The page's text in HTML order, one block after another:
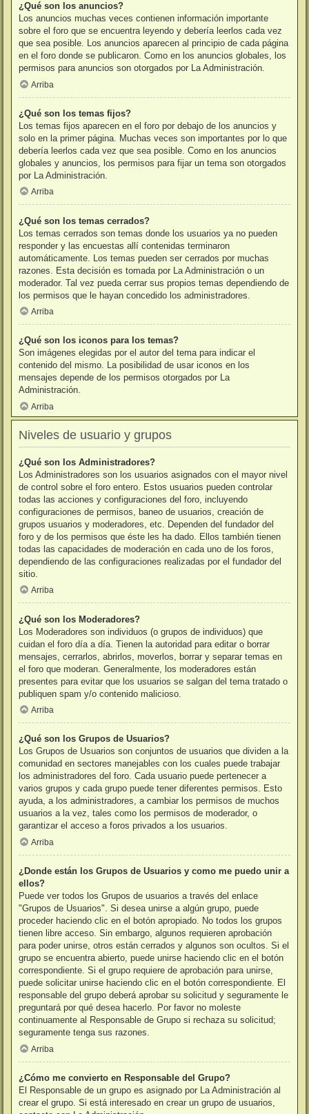
¿Qué son los anuncios?
Los anuncios muchas veces contienen información importante
sobre el foro que se encuentra leyendo y debería leerlos cada vez
que sea posible. Los anuncios aparecen al principio de cada página
en el foro donde se publicaron. Como en los anuncios globales, los
permisos para anuncios son otorgados por La Administración.
Arriba
¿Qué son los temas fijos?
Los temas fijos aparecen en el foro por debajo de los anuncios y
solo en la primer página. Muchas veces son importantes por lo que
debería leerlos cada vez que sea posible. Como en los anuncios
globales y anuncios, los permisos para fijar un tema son otorgados
por La Administración.
Arriba
¿Qué son los temas cerrados?
Los temas cerrados son temas donde los usuarios ya no pueden
responder y las encuestas allí contenidas terminaron
automáticamente. Los temas pueden ser cerrados por muchas
razones. Esta decisión es tomada por La Administración o un
moderador. Tal vez pueda cerrar sus propios temas dependiendo de
los permisos que le hayan concedido los administradores.
Arriba
¿Qué son los iconos para los temas?
Son imágenes elegidas por el autor del tema para indicar el
contenido del mismo. La posibilidad de usar iconos en los
mensajes depende de los permisos otorgados por La
Administración.
Arriba
Niveles de usuario y grupos
¿Qué son los Administradores?
Los Administradores son los usuarios asignados con el mayor nivel
de control sobre el foro entero. Estos usuarios pueden controlar
todas las acciones y configuraciones del foro, incluyendo
configuraciones de permisos, baneo de usuarios, creación de
grupos usuarios y moderadores, etc. Dependen del fundador del
foro y de los permisos que éste les ha dado. Ellos también tienen
todas las capacidades de moderación en cada uno de los foros,
dependiendo de las configuraciones realizadas por el fundador del
sitio.
Arriba
¿Qué son los Moderadores?
Los Moderadores son individuos (o grupos de individuos) que
cuidan el foro día a día. Tienen la autoridad para editar o borrar
mensajes, cerrarlos, abrirlos, moverlos, borrar y separar temas en
el foro que moderan. Generalmente, los moderadores están
presentes para evitar que los usuarios se salgan del tema tratado o
publiquen spam y/o contenido malicioso.
Arriba
¿Qué son los Grupos de Usuarios?
Los Grupos de Usuarios son conjuntos de usuarios que dividen a la
comunidad en sectores manejables con los cuales puede trabajar
los administradores del foro. Cada usuario puede pertenecer a
varios grupos y cada grupo puede tener diferentes permisos. Esto
ayuda, a los administradores, a cambiar los permisos de muchos
usuarios a la vez, tales como los permisos de moderador, o
garantizar el acceso a foros privados a los usuarios.
Arriba
¿Donde están los Grupos de Usuarios y como me puedo unir a
ellos?
Puede ver todos los Grupos de usuarios a través del enlace
"Grupos de Usuarios". Si desea unirse a algún grupo, puede
proceder haciendo clic en el botón apropiado. No todos los grupos
tienen libre acceso. Sin embargo, algunos requieren aprobación
para poder unirse, otros están cerrados y algunos son ocultos. Si el
grupo se encuentra abierto, puede unirse haciendo clic en el botón
correspondiente. Si el grupo requiere de aprobación para unirse,
puede solicitar unirse haciendo clic en el botón correspondiente. El
responsable del grupo deberá aprobar su solicitud y seguramente le
preguntará por qué desea hacerlo. Por favor no moleste
continuamente al Responsable de Grupo si rechaza su solicitud;
seguramente tenga sus razones.
Arriba
¿Cómo me convierto en Responsable del Grupo?
El Responsable de un grupo es asignado por La Administración al
crear el grupo. Si está interesado en crear un grupo de usuarios,